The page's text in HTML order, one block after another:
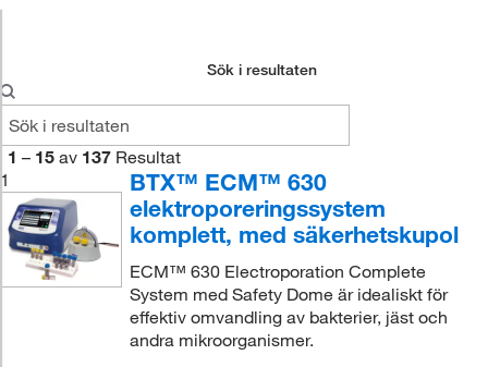
Sök i resultaten
1 – 15 av 137 Resultat
1
BTX™ ECM™ 630
elektroporeringssystem
komplett, med säkerhetskupol
ECM™ 630 Electroporation Complete
System med Safety Dome är idealiskt för
effektiv omvandling av bakterier, jäst och
andra mikroorganismer.